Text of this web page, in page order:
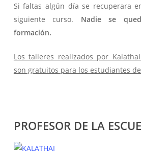
Si faltas algún día se recuperara
siguiente curso. Nadie se
formación.
Los talleres realizados por
son gratuitos para los estudiantes
PROFESOR DE LA